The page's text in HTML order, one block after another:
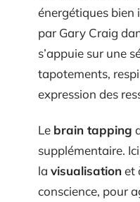
énergétiques bien
par Gary Craig
s’appuie sur une
tapotements,
expression des
Le brain tapping
supplémentaire.
la visualisationet
conscience, pour